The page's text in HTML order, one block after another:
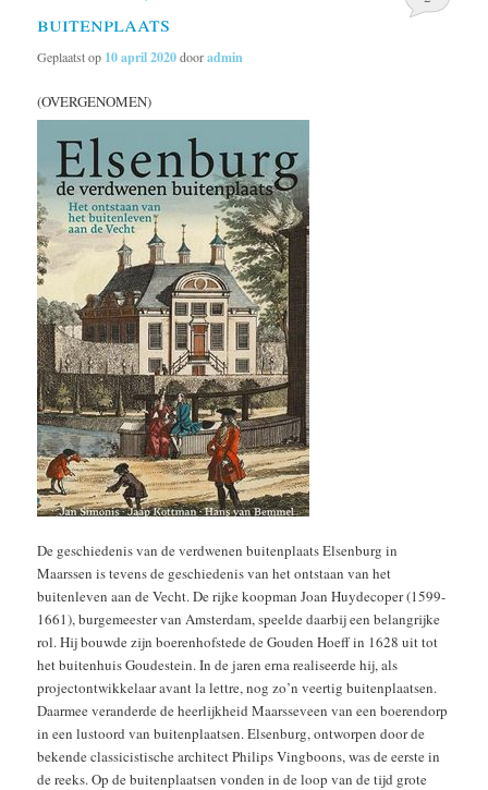
buitenplaats
Geplaatst op 10 april 2020dooradmin
(OVERGENOMEN)
De geschiedenis van de verdwenen buitenplaats Elsenburg in
Maarssen is tevens de geschiedenis van het ontstaan van het
buitenleven aan de Vecht. De rijke koopman Joan Huydecoper (1599-
1661), burgemeester van Amsterdam, speelde daarbij een belangrijke
rol. Hij bouwde zijn boerenhofstede de Gouden Hoeff in 1628 uit tot
het buitenhuis Goudestein. In de jaren erna realiseerde hij, als
projectontwikkelaar avant la lettre, nog zo’n veertig buitenplaatsen.
Daarmee veranderde de heerlijkheid Maarsseveen van een boerendorp
in een lustoord van buitenplaatsen. Elsenburg, ontworpen door de
bekende classicistische architect Philips Vingboons, was de eerste in
de reeks. Op de buitenplaatsen vonden in de loop van de tijd grote